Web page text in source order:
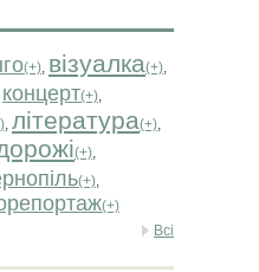
(+), візуалка(+),
концерт(+),
, література(+),
(+),
(+),
(+)
Всі